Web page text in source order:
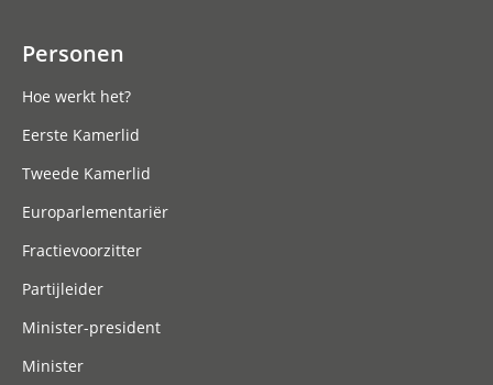
Personen
Hoe werkt het?
Eerste Kamerlid
Tweede Kamerlid
Europarlementariër
Fractievoorzitter
Partijleider
Minister-president
Minister